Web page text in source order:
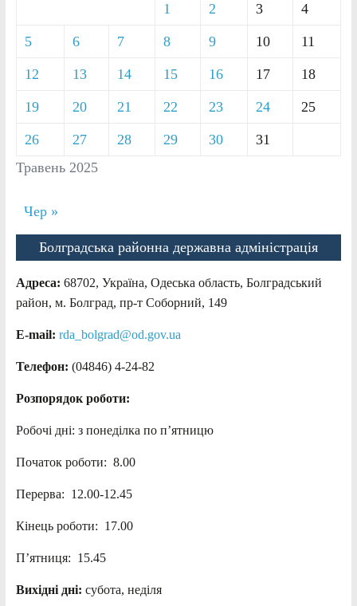
Травень 2025
1 2 3 4
5 6 7 8 9 10 11
12 13 14 15 16 17 18
19 20 21 22 23 24 25
26 27 28 29 30 31
Чер »
Болградська районна державна адміністрація
Адреса: 68702, Україна, Одеська область, Болградський
район, м. Болград, пр-т Соборний, 149
E-mail: rda_bolgrad@od.gov.ua
Телефон: (04846) 4-24-82
Розпорядок роботи:
Робочі дні: з понеділка по п’ятницю
Початок роботи: 8.00
Перерва: 12.00-12.45
Кінець роботи: 17.00
П’ятниця: 15.45
Вихідні дні: субота, неділя